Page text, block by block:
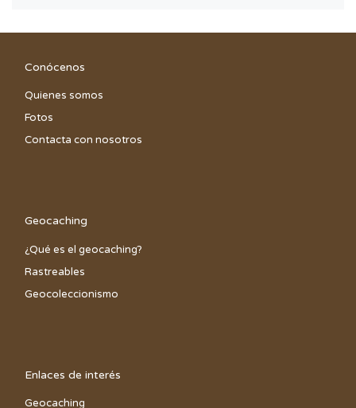
Conócenos
Quienes somos
Fotos
Contacta con nosotros
Geocaching
¿Qué es el geocaching?
Rastreables
Geocoleccionismo
Enlaces de interés
Geocaching